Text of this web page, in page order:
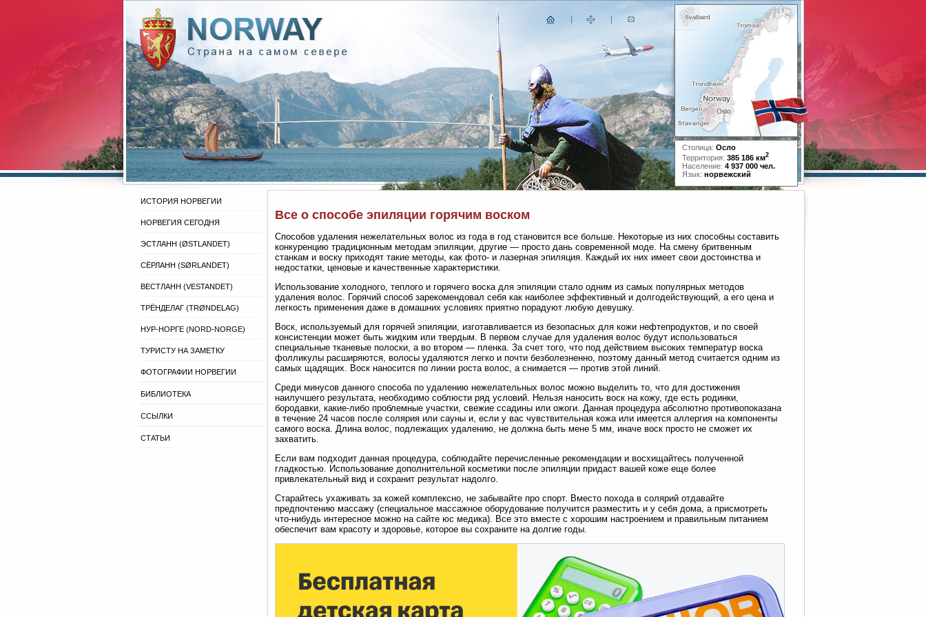
Столица: Осло
Территория: 385 186 км2
Население: 4 937 000 чел.
Язык: норвежский
ИСТОРИЯ НОРВЕГИИ
НОРВЕГИЯ СЕГОДНЯ
ЭСТЛАНН (ØSTLANDET)
СЁРЛАНН (SØRLANDET)
ВЕСТЛАНН (VESTANDET)
ТРЁНДЕЛАГ (TRØNDELAG)
НУР-НОРГЕ (NORD-NORGE)
ТУРИСТУ НА ЗАМЕТКУ
ФОТОГРАФИИ НОРВЕГИИ
БИБЛИОТЕКА
ССЫЛКИ
СТАТЬИ
Все о способе эпиляции горячим воском
Способов удаления нежелательных волос из года в год становится все больше. Некоторые из них способны составить
конкуренцию традиционным методам эпиляции, другие — просто дань современной моде. На смену бритвенным
станкам и воску приходят такие методы, как фото- и лазерная эпиляция. Каждый их них имеет свои достоинства и
недостатки, ценовые и качественные характеристики.
Использование холодного, теплого и горячего воска для эпиляции стало одним из самых популярных методов
удаления волос. Горячий способ зарекомендовал себя как наиболее эффективный и долгодействующий, а его цена и
легкость применения даже в домашних условиях приятно порадуют любую девушку.
Воск, используемый для горячей эпиляции, изготавливается из безопасных для кожи нефтепродуктов, и по своей
консистенции может быть жидким или твердым. В первом случае для удаления волос будут использоваться
специальные тканевые полоски, а во втором — пленка. За счет того, что под действием высоких температур воска
фолликулы расширяются, волосы удаляются легко и почти безболезненно, поэтому данный метод считается одним из
самых щадящих. Воск наносится по линии роста волос, а снимается — против этой линий.
Среди минусов данного способа по удалению нежелательных волос можно выделить то, что для достижения
наилучшего результата, необходимо соблюсти ряд условий. Нельзя наносить воск на кожу, где есть родинки,
бородавки, какие-либо проблемные участки, свежие ссадины или ожоги. Данная процедура абсолютно противопоказана
в течение 24 часов после солярия или сауны и, если у вас чувствительная кожа или имеется аллергия на компоненты
самого воска. Длина волос, подлежащих удалению, не должна быть мене 5 мм, иначе воск просто не сможет их
захватить.
Если вам подходит данная процедура, соблюдайте перечисленные рекомендации и восхищайтесь полученной
гладкостью. Использование дополнительной косметики после эпиляции придаст вашей коже еще более
привлекательный вид и сохранит результат надолго.
Старайтесь ухаживать за кожей комплексно, не забывайте про спорт. Вместо похода в солярий отдавайте
предпочтению массажу (специальное массажное оборудование получится разместить и у себя дома, а присмотреть
что-нибудь интересное можно на сайте юс медика). Все это вместе с хорошим настроением и правильным питанием
обеспечит вам красоту и здоровье, которое вы сохраните на долгие годы.